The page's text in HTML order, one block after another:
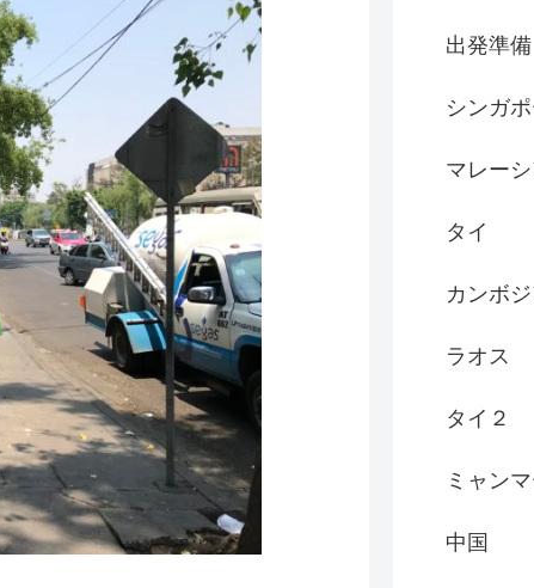
出発準備
シンガ
マレー
タイ
カンボ
ラオス
タイ２
ミャン
中国